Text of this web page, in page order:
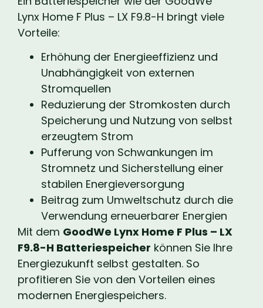
Lynx Home F Plus – LX F9.8-H bringt viele
Vorteile:
Erhöhung der Energieeffizienz und
Unabhängigkeit von externen
Stromquellen
Reduzierung der Stromkosten durch
Speicherung und Nutzung von selbst
erzeugtem Strom
Pufferung von Schwankungen im
Stromnetz und Sicherstellung einer
stabilen Energieversorgung
Beitrag zum Umweltschutz durch die
Verwendung erneuerbarer Energien
Mit dem GoodWe Lynx Home F Plus – LX
F9.8-H Batteriespeicher können Sie Ihre
Energiezukunft selbst gestalten. So
profitieren Sie von den Vorteilen eines
modernen Energiespeichers.